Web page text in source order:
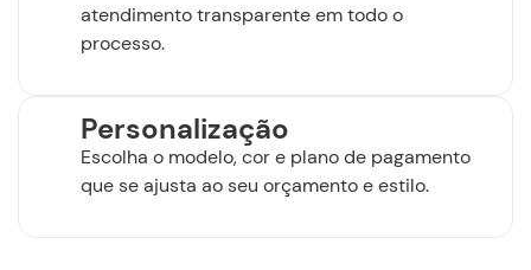
atendimento transparente em todo o
processo.
Personalização
Escolha o modelo, cor e plano de pagamento
que se ajusta ao seu orçamento e estilo.